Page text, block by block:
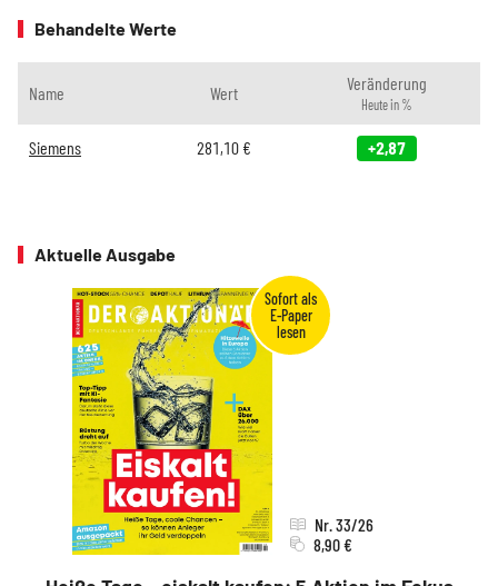
Behandelte Werte
Name Wert Veränderung
Heute in %
Siemens 281,10€ +2,87
Aktuelle Ausgabe
Nr. 33/26
8,90 €